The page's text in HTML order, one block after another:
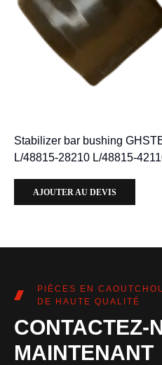
Stabilizer bar bushing
L/48815-28210 L/48815-
AJOUTER AU DEVIS
PIÈCES EN
DE HAUTE QUALITÉ
CONTACTEZ-
MAINTENANT